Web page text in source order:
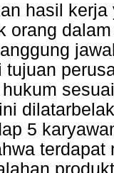
hasil
orang
tujuan
5